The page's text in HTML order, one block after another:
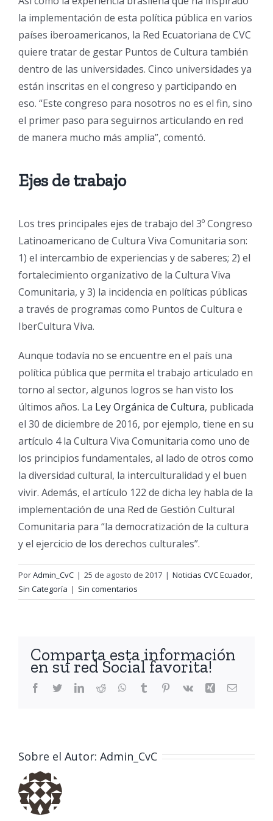
la implementación de esta política pública en varios
países iberoamericanos, la Red Ecuatoriana de CVC
quiere tratar de gestar Puntos de Cultura también
dentro de las universidades. Cinco universidades ya
están inscritas en el congreso y participando en
eso. “Este congreso para nosotros no es el fin, sino
el primer paso para seguirnos articulando en red
de manera mucho más amplia”, comentó.
Ejes de trabajo
Los tres principales ejes de trabajo del 3º Congreso
Latinoamericano de Cultura Viva Comunitaria son:
1) el intercambio de experiencias y de saberes; 2) el
fortalecimiento organizativo de la Cultura Viva
Comunitaria, y 3) la incidencia en políticas públicas
a través de programas como Puntos de Cultura e
IberCultura Viva.
Aunque todavía no se encuentre en el país una
política pública que permita el trabajo articulado en
torno al sector, algunos logros se han visto los
últimos años. La Ley Orgánica de Cultura, publicada
el 30 de diciembre de 2016, por ejemplo, tiene en su
artículo 4 la Cultura Viva Comunitaria como uno de
los principios fundamentales, al lado de otros como
la diversidad cultural, la interculturalidad y el buen
vivir. Además, el artículo 122 de dicha ley habla de la
implementación de una Red de Gestión Cultural
Comunitaria para “la democratización de la cultura
y el ejercicio de los derechos culturales”.
PorAdmin_CvC | 25 de agosto de 2017 | Noticias CVC Ecuador,
Sin Categoría | Sin comentarios
Comparta esta información
en su red Social favorita!
Facebook
TwitterLinkedIn
Reddit WhatsApp
Tumblr Pinterest
Vk Xing Correo
Sobre el Autor: Admin_CvC